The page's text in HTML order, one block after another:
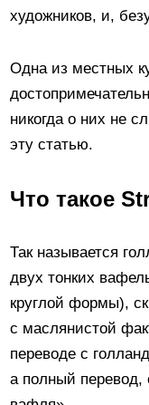
художников, и,
Одна из местных
никогда о них не
эту статью.
Что такое
Так называется
двух тонких
круглой формы),
с маслянистой
переводе с
а полный перевод,